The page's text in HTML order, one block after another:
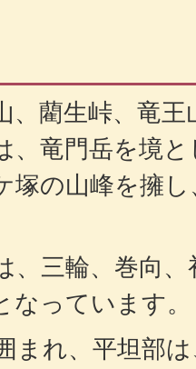
、藺生峠、竜
、竜門岳を境
塚の山峰を擁
、三輪、巻向
っています。
まれ、平坦部